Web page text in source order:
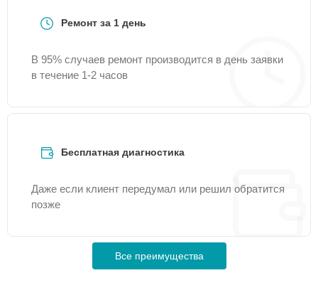
Ремонт за 1 день
В 95% случаев ремонт производится в день заявки
в течение 1-2 часов
Бесплатная диагностика
Даже если клиент передумал или решил обратится
позже
Все преимущества